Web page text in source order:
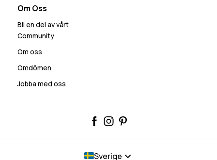
Om Oss
Bli en del av vårt
Community
Om oss
Omdömen
Jobba med oss
Sverige